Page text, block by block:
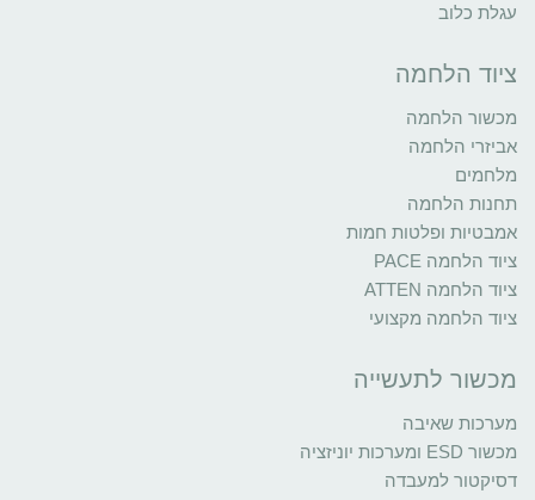
עגלת כלוב
ציוד הלחמה
מכשור הלחמה
אביזרי הלחמה
מלחמים
תחנות הלחמה
אמבטיות ופלטות חמות
ציוד הלחמה PACE
ציוד הלחמה ATTEN
ציוד הלחמה מקצועי
מכשור לתעשייה
מערכות שאיבה
מכשור ESD ומערכות יוניזציה
דסיקטור למעבדה